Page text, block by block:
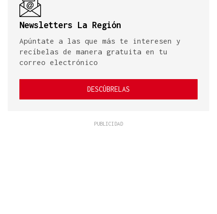
Newsletters La Región
Apúntate a las que más te interesen y
recíbelas de manera gratuita en tu
correo electrónico
DESCÚBRELAS